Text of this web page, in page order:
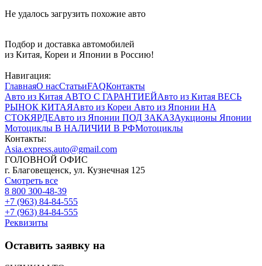
Не удалось загрузить похожие авто
Подбор и доставка автомобилей
из Китая, Кореи и Японии в Россию!
Навигация:
ГлавнаяО насСтатьиFAQКонтакты
Авто из Китая АВТО С ГАРАНТИЕЙАвто из Китая ВЕСЬ
РЫНОК КИТАЯАвто из Кореи Авто из Японии НА
СТОКЯРДЕАвто из Японии ПОД ЗАКАЗАукционы Японии
Мотоциклы В НАЛИЧИИ В РФМотоциклы
Контакты:
Asia.express.auto@gmail.com
ГОЛОВНОЙ ОФИС
г. Благовещенск, ул. Кузнечная 125
Смотреть все
8 800 300-48-39
+7 (963) 84-84-555
+7 (963) 84-84-555
Реквизиты
Оставить заявку на